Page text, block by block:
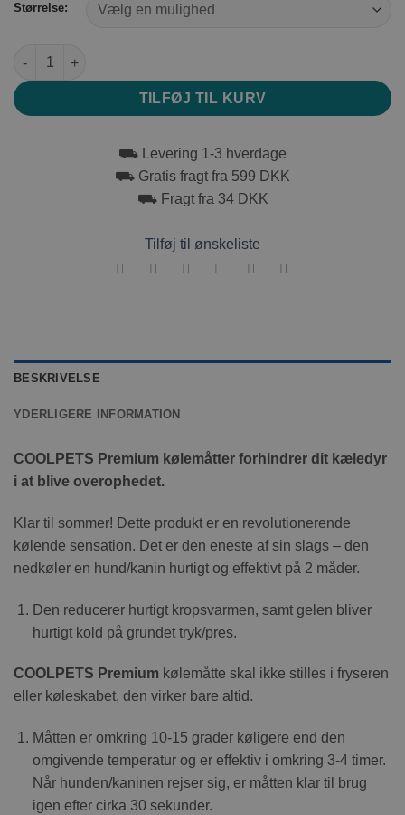
Størrelse:
CoolPets Premium Cooling antal
TILFØJ TIL KURV
⛟ Levering 1-3 hverdage
⛟ Gratis fragt fra 599 DKK
⛟ Fragt fra 34 DKK
Tilføj til ønskeliste
BESKRIVELSE
YDERLIGERE INFORMATION
COOLPETS Premium kølemåtter forhindrer dit kæledyr
i at blive overophedet.
Klar til sommer! Dette produkt er en revolutionerende
kølende sensation. Det er den eneste af sin slags – den
nedkøler en hund/kanin hurtigt og effektivt på 2 måder.
Den reducerer hurtigt kropsvarmen, samt gelen bliver
hurtigt kold på grundet tryk/pres.
COOLPETS Premium kølemåtte skal ikke stilles i fryseren
eller køleskabet, den virker bare altid.
Måtten er omkring 10-15 grader køligere end den
omgivende temperatur og er effektiv i omkring 3-4 timer.
Når hunden/kaninen rejser sig, er måtten klar til brug
igen efter cirka 30 sekunder.